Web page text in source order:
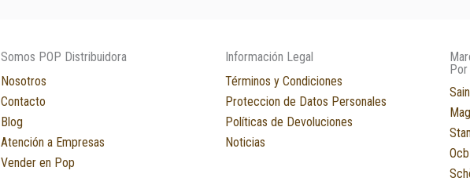
Somos POP Distribuidora
Nosotros
Contacto
Blog
Atención a Empresas
Vender en Pop
Información Legal
Términos y Condiciones
Proteccion de Datos Personales
Políticas de Devoluciones
Noticias
Ocb